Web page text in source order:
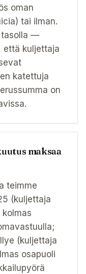
oman
tai ilman.
tasolla —
että kuljettaja
katettuja
on
maksaa
teimme
(kuljettaja
(kuljettaja
osapuoli